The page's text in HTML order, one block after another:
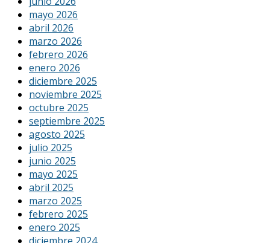
mayo 2026
abril 2026
marzo 2026
febrero 2026
enero 2026
diciembre 2025
noviembre 2025
octubre 2025
septiembre 2025
agosto 2025
julio 2025
junio 2025
mayo 2025
abril 2025
marzo 2025
febrero 2025
enero 2025